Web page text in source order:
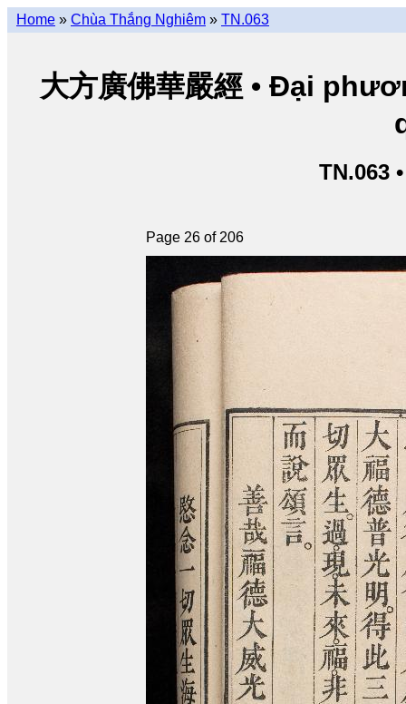
Home » Chùa Thắng Nghiêm » TN.063
大方廣佛華嚴經 • Đại
TN.063
Page 26 of 206